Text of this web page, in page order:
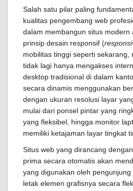
Salah satu pilar paling
kualitas pengembang web
dalam membangun situs modern
prinsip desain responsif (
mobilitas tinggi seperti sekarang,
tidak lagi hanya mengakses
desktop tradisional di dalam
secara dinamis menggunakan
dengan ukuran resolusi layar
mulai dari ponsel pintar yang
yang fleksibel, hingga monitor
memiliki ketajaman layar tingkat
Situs web yang dirancang
prima secara otomatis akan
yang digunakan oleh
letak elemen grafisnya secara